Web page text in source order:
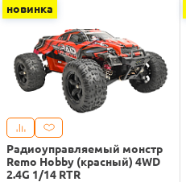
новинка
Радиоуправляемый монстр
Remo Hobby (красный) 4WD
2.4G 1/14 RTR